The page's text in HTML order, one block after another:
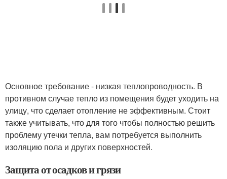
Основное требование - низкая теплопроводность. В
противном случае тепло из помещения будет уходить на
улицу, что сделает отопление не эффективным. Стоит
также учитывать, что для того чтобы полностью решить
проблему утечки тепла, вам потребуется выполнить
изоляцию пола и других поверхностей.
Защита от осадков и грязи